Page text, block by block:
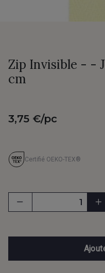
Zip Invisible - -
cm
3,75 €/pc
Certifié OEKO-TEX®